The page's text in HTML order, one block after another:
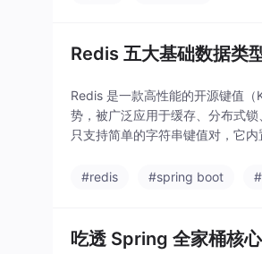
Redis 五大基础数据类
Redis 是一款高性能的开源键值
势，被广泛应用于缓存、分布式
只支持简单的字符串键值对，它
#redis
#spring boot
吃透 Spring 全家桶核